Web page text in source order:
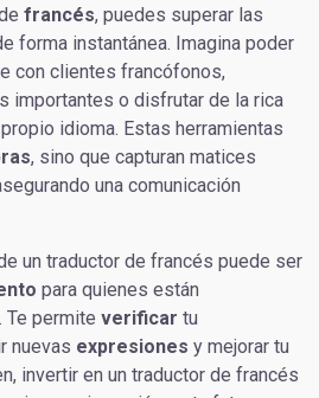
francés, puedes superar las
forma instantánea. Imagina poder
con clientes francófonos,
importantes o disfrutar de la rica
idioma. Estas herramientas
, sino que capturan matices
una comunicación
un traductor de francés puede ser
para quienes están
. Te permite verificar tu
nuevas expresiones y mejorar tu
invertir en un traductor de francés